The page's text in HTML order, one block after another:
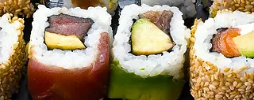
Saint-Jérôme
450-431-4494